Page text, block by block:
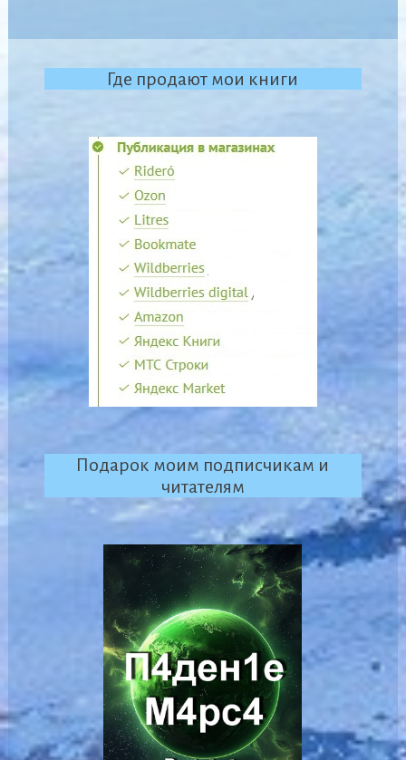
Где продают мои книги
Подарок моим подписчикам и
читателям